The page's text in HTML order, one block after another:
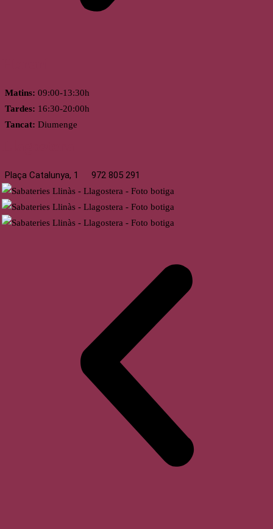
Matins: 09:00-13:30h
Tardes: 16:30-20:00h
Tancat: Diumenge
Plaça Catalunya, 1 972 805 291